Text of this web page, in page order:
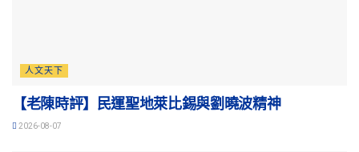
人文天下
【老陳時評】民運聖地萊比錫與劉曉波精神
2026-08-07